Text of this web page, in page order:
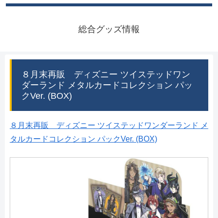
総合グッズ情報
８月末再販 ディズニー ツイステッドワン
ダーランド メタルカードコレクション パッ
クVer. (BOX)
８月末再販 ディズニー ツイステッドワンダーランド メ
タルカードコレクション パックVer. (BOX)